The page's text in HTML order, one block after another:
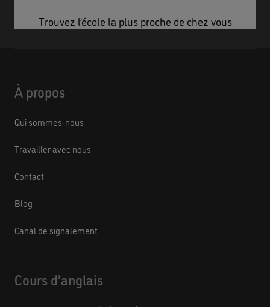
Trouvez l’école la plus proche de chez vous
À propos
Qui sommes-nous
Travailler avec nous
Contact
Blog
Canal de signalement
Cours d'anglais